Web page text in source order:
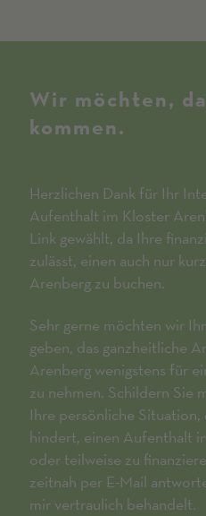
Wir möchten,
kommen.
Herzlichen Dank für Ihr
Aufenthalt im Kloster
Link gewählt, da Ihre
zulässt, einen auch nur
Arenberg zu buchen.
Sehr gerne möchten wir
geben, das ganzheitliche
Arenberg wenigstens für
zu nehmen. Schildern Sie
Ihre persönliche
hindert, einen Aufenthalt
oder teilweise zu
zeitnah per E-Mail
mir vertraulich behandelt.